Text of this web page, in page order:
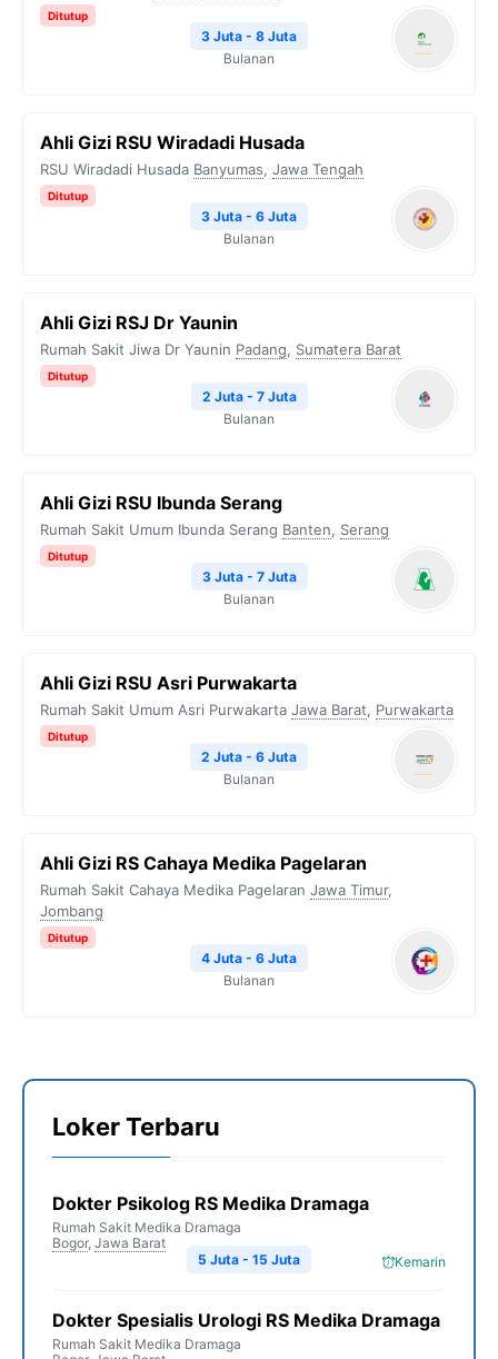
Ditutup
3 Juta - 8 Juta
Bulanan
Ahli Gizi RSU Wiradadi Husada
RSU Wiradadi Husada Banyumas, Jawa Tengah
Ditutup
3 Juta - 6 Juta
Bulanan
Ahli Gizi RSJ Dr Yaunin
Rumah Sakit Jiwa Dr Yaunin Padang, Sumatera Barat
Ditutup
2 Juta - 7 Juta
Bulanan
Ahli Gizi RSU Ibunda Serang
Rumah Sakit Umum Ibunda Serang Banten, Serang
Ditutup
3 Juta - 7 Juta
Bulanan
Ahli Gizi RSU Asri Purwakarta
Rumah Sakit Umum Asri Purwakarta Jawa Barat, Purwakarta
Ditutup
2 Juta - 6 Juta
Bulanan
Ahli Gizi RS Cahaya Medika Pagelaran
Rumah Sakit Cahaya Medika Pagelaran Jawa Timur,
Jombang
Ditutup
4 Juta - 6 Juta
Bulanan
Loker Terbaru
Dokter Psikolog RS Medika Dramaga
Rumah Sakit Medika Dramaga
Bogor, Jawa Barat
Kemarin
5 Juta - 15 Juta
Dokter Spesialis Urologi RS Medika Dramaga
Rumah Sakit Medika Dramaga